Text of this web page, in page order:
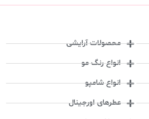
محصولات آرایشی
انواع رنگ مو
انواع شامپو
عطرهای اورجینال